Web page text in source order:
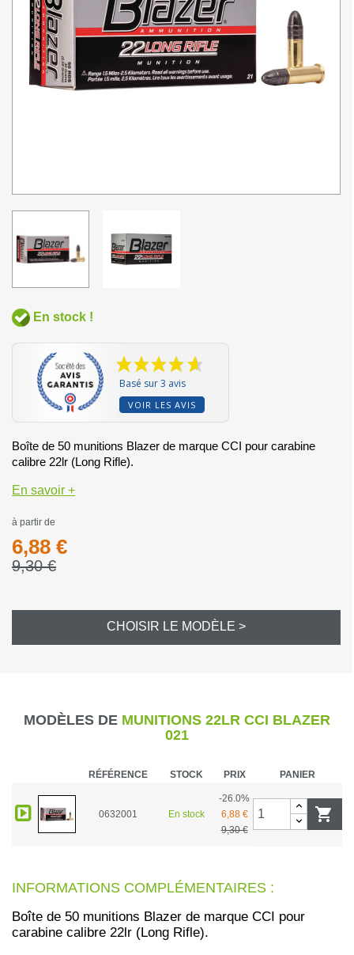
En stock !
Basé sur 3 avis
VOIR LES AVIS
Boîte de 50 munitions Blazer de marque CCI pour carabine
calibre 22lr (Long Rifle).
En savoir +
à partir de
6,88 €
9,30 €
CHOISIR LE MODÈLE >
MODÈLES DE MUNITIONS 22LR CCI BLAZER
021
RÉFÉRENCE STOCK PRIX PANIER
0632001 En stock
-26.0%
6,88 €
9,30 €

INFORMATIONS COMPLÉMENTAIRES :
Boîte de 50 munitions Blazer de marque CCI pour
carabine calibre 22lr (Long Rifle).